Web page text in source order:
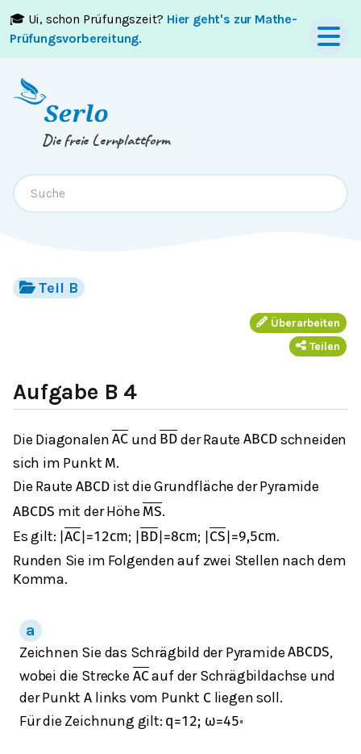
🎓 Ui, schon Prüfungszeit? Hier geht's zur Mathe-
Prüfungsvorbereitung.
Springe zumInhaltoderFooter
Die freie Lernplattform
Teil B
Überarbeiten
Teilen
Aufgabe B 4
Die DiagonalenAC und B D der RauteABCD schneiden
sich im Punkt M.
Die RauteABCD ist die Grundfläche der Pyramide
ABCDS mit der Höhe MS.
Es gilt:
|AC =12cm; B D| =8cm; CS =9,5cm.
Runden Sie im Folgenden auf zwei Stellen nach dem
Komma.
Zeichnen Sie das Schrägbild der PyramideABCDS,
wobei die Strecke ACauf der Schrägbildachse und
der PunktA links vom Punkt Cliegen soll.
Für die Zeichnung gilt: q=1 2; ω=45∘